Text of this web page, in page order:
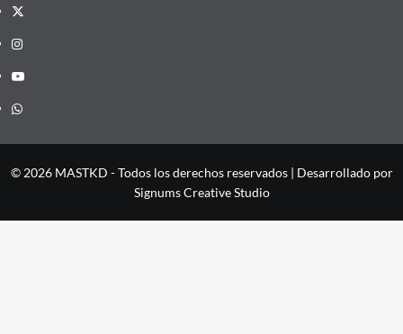
X
Instagram
YouTube
Whatsapp